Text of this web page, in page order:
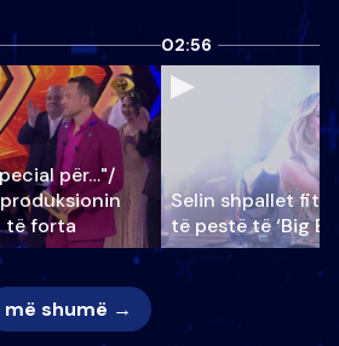
për…"/
të forta
02:56
Selin shpallet
të pestë të ‘Big
më shumë →